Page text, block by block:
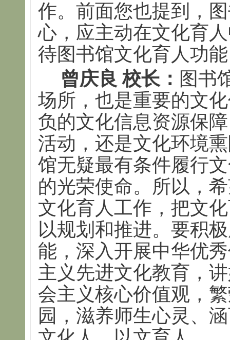
作。前面您也提到，
心，应主动在文化育
待图书馆文化育人功
曾庆良 校长： 图书
场所，也是重要的文
负的文化信息资源保
活动，还是文化环境
馆无疑最有条件履行
的光荣使命。所以，
文化育人工作，把文
以规划和推进。要积
能，深入开展中华优
主义先进文化教育，
会主义核心价值观，
园，滋养师生心灵、